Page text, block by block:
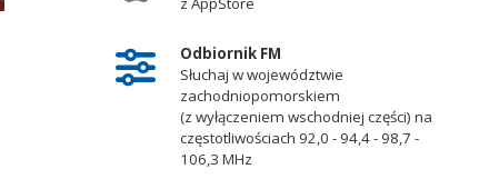
Odbiornik FM
Słuchaj w województwie
zachodniopomorskiem
(z wyłączeniem wschodniej części) na
częstotliwościach 92,0 - 94,4 - 98,7 -
106,3 MHz